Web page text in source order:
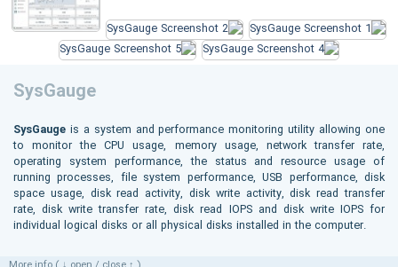
SysGauge
SysGauge is a system and performance monitoring utility allowing one
to monitor the CPU usage, memory usage, network transfer rate,
operating system performance, the status and resource usage of
running processes, file system performance, USB performance, disk
space usage, disk read activity, disk write activity, disk read transfer
rate, disk write transfer rate, disk read IOPS and disk write IOPS for
individual logical disks or all physical disks installed in the computer.